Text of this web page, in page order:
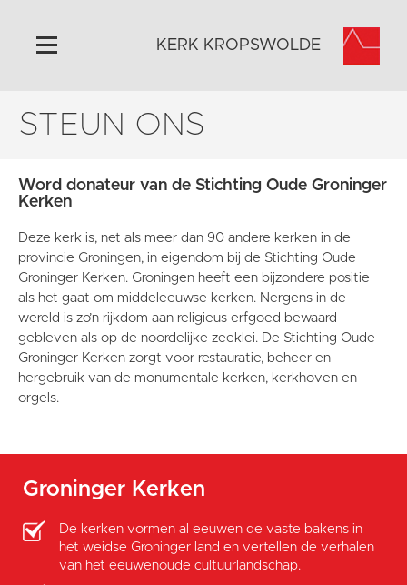
Home
Historie
Omgeving
Activiteiten
Steun ons
Contact
Vaktaal
KERK KROPSWOLDE
STEUN ONS
Word donateur van de Stichting Oude Groninger
Kerken
Deze kerk is, net als meer dan 90 andere kerken in de
provincie Groningen, in eigendom bij de Stichting Oude
Groninger Kerken. Groningen heeft een bijzondere positie
als het gaat om middeleeuwse kerken. Nergens in de
wereld is zo’n rijkdom aan religieus erfgoed bewaard
gebleven als op de noordelijke zeeklei. De Stichting Oude
Groninger Kerken zorgt voor restauratie, beheer en
hergebruik van de monumentale kerken, kerkhoven en
orgels.
Groninger Kerken
De kerken vormen al eeuwen de vaste bakens in
het weidse Groninger land en vertellen de verhalen
van het eeuwenoude cultuurlandschap.